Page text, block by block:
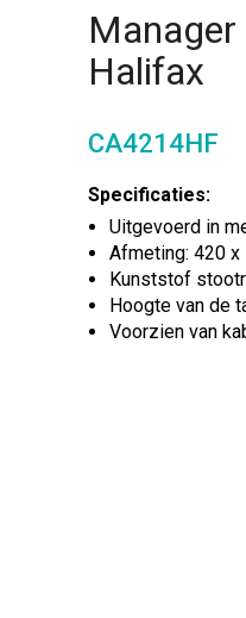
Halifax
CA4214HF
Specificaties:
Uitgevoerd in
Afmeting: 420 x
Kunststof
Hoogte van de
Voorzien van